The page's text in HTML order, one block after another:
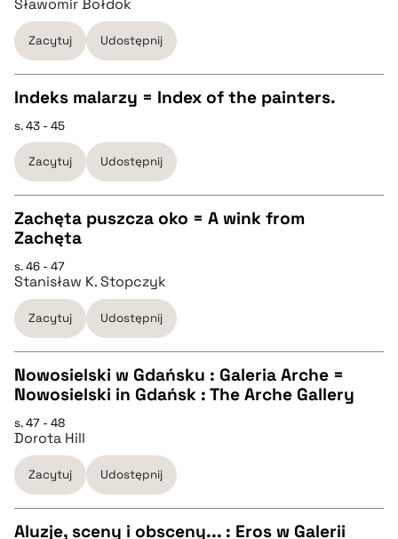
pobierz cytat
BIBTEX
Sławomir Bołdok
Zacytuj Udostępnij
CZYSTY TEKST
pobierz cytat
BIBTEX
pobierz cytat
Indeks malarzy = Index of the painters.
s. 43 - 45
Zacytuj Udostępnij
CZYSTY TEKST
pobierz cytat
BIBTEX
Zachęta puszcza oko = A wink from
Zachęta
s. 46 - 47
Stanisław K. Stopczyk
Zacytuj Udostępnij
pobierz cytat
BIBTEX
Nowosielski w Gdańsku : Galeria Arche =
Nowosielski in Gdańsk : The Arche Gallery
s. 47 - 48
Dorota Hill
Zacytuj Udostępnij
Aluzje, sceny i obsceny... : Eros w Galerii